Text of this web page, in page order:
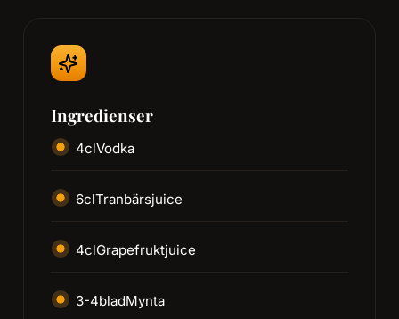
Ingredienser
4clVodka
6clTranbärsjuice
4clGrapefruktjuice
3-4bladMynta